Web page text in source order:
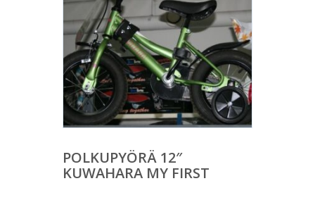
POLKUPYÖRÄ 12″
KUWAHARA MY FIRST